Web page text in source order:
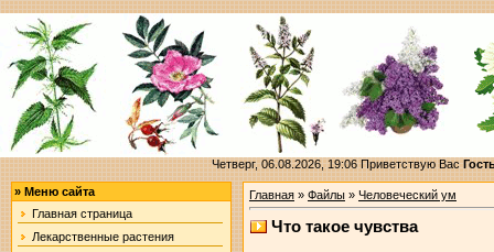
Четверг, 06.08.2026, 19:06Приветствую Вас
» Меню сайта
Главная страница
Лекарственные растения
Главная» Файлы» Человеческий ум
Что такое чувства